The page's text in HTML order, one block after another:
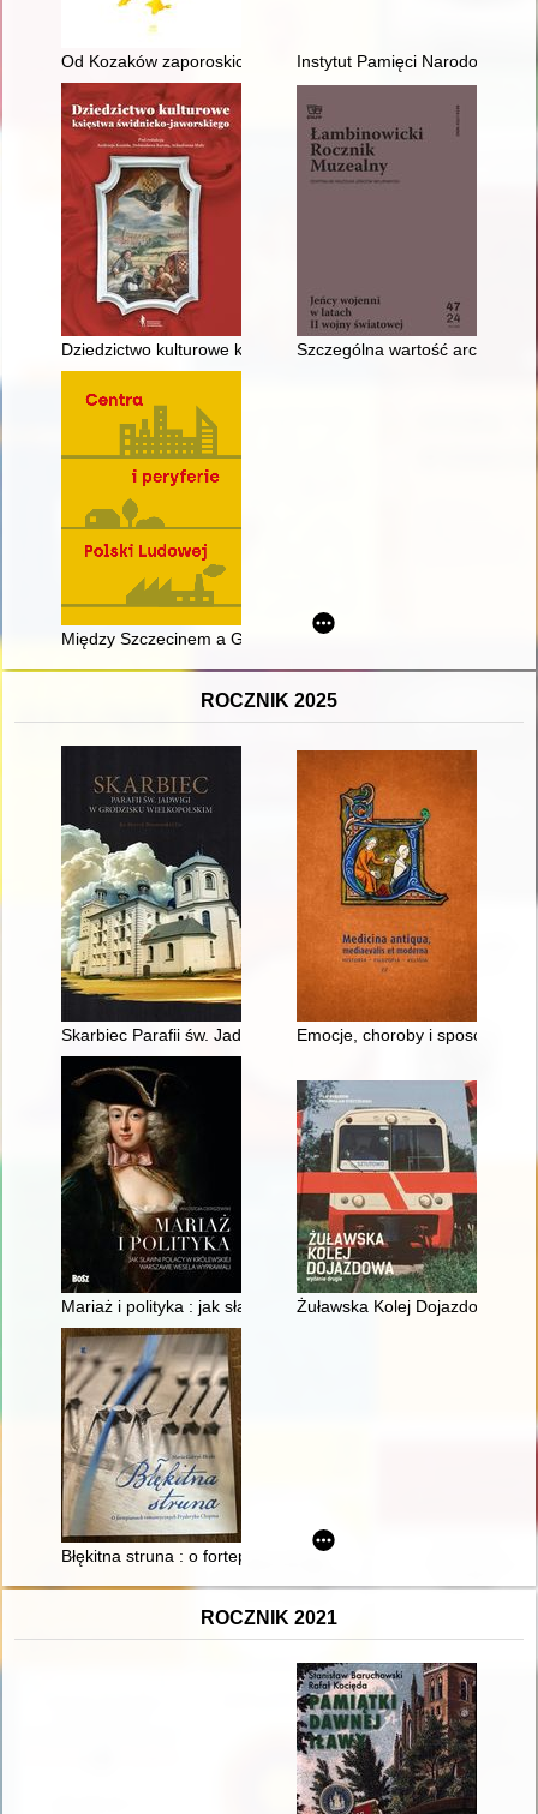
Od Kozaków zaporoskich do Akcji „Wisła” : relacje polsko-
Instytut Pamięci Narodowej -
Dziedzictwo kulturowe księstwa świdnicko-jaworskiego
Szczególna wartość archiwum
Między Szczecinem a Gdańskiem : Pomorze Środkowe jako
ROCZNIK 2025
Skarbiec Parafii św. Jadwigi w Grodzisku Wielkopolskim
Emocje, choroby i sposoby
Mariaż i polityka : jak sławni Polacy w królewskiej Warszawie
Żuławska Kolej Dojazdowa
Błękitna struna : o fortepianach romantycznych Fryderyka
ROCZNIK 2021